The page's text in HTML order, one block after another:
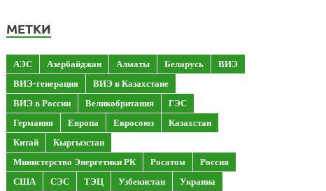
МЕТКИ
АЭС Азербайджан Алматы Беларусь
ВИЭ
ВИЭ-генерация
ВИЭ в Казахстане
ВИЭ в России
Великобритания
ГЭС
Германия
Европа Евросоюз
Казахстан
Китай
Кыргызстан
Министерство Энергетики РК
Росатом
Россия
США
СЭС ТЭЦ Узбекистан
Украина